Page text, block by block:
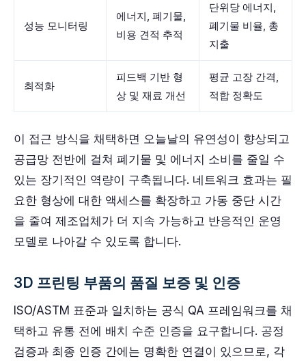
성능 모니터링
에너지, 폐기물,
비용 견적 추적
단위당 에너지,
폐기물 비율, 총
지출
최적화
피드백 기반 형
상 및 재료 개선
평균 고장 간격,
적합 정확도
이 접근 방식을 채택하면 오늘날의 유연성이 향상되고
공급망 전반에 걸쳐 폐기물 및 에너지 소비를 줄일 수
있는 장기적인 역량이 구축됩니다. 네트워크 효과는 필
요한 형상에 대한 액세스를 확장하고 가동 중단 시간
을 줄여 제조업체가 더 지속 가능하고 반응적인 운영
모델로 나아갈 수 있도록 합니다.
3D 프린팅 부품의 품질 보증 및 인증
ISO/ASTM 표준과 일치하는 공식 QA 프레임워크를 채
택하고 유통 전에 배치 수준 인증을 요구합니다. 공정
검증과 최종 인증 간에는 명확한 연결이 있으므로, 각